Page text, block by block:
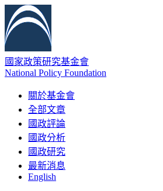
國家政策研究基金會
National Policy Foundation
關於基金會
全部文章
國政評論
國政分析
國政研究
最新消息
English